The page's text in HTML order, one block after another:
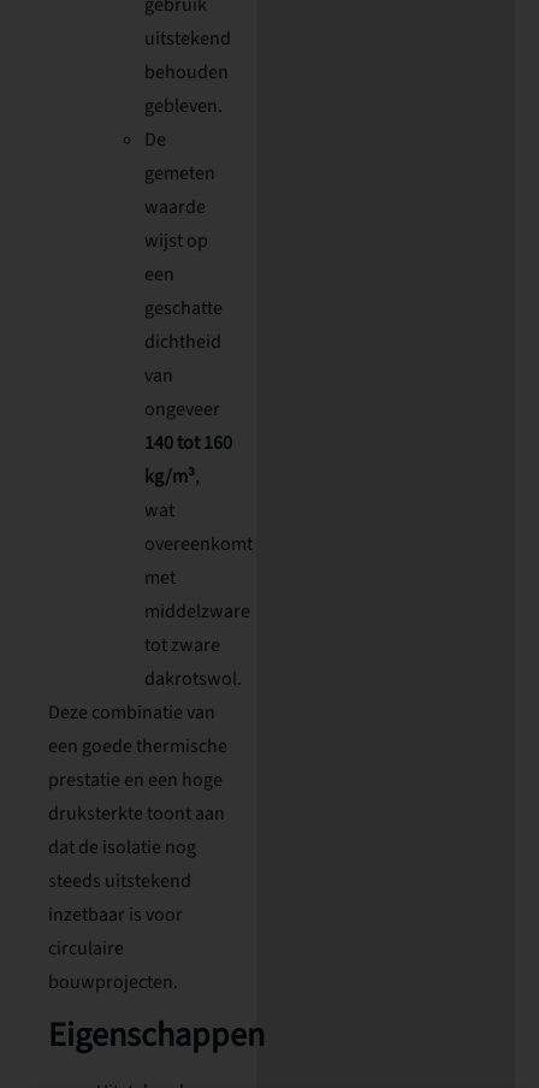
uitstekend
behouden
gebleven.
De
gemeten
waarde
wijst op
een
geschatte
dichtheid
van
ongeveer
140 tot 160
kg/m³,
wat
overeenkomt
met
middelzware
tot zware
dakrotswol.
Deze combinatie van
een goede thermische
prestatie en een hoge
druksterkte toont aan
dat de isolatie nog
steeds uitstekend
inzetbaar is voor
circulaire
bouwprojecten.
Eigenschappen